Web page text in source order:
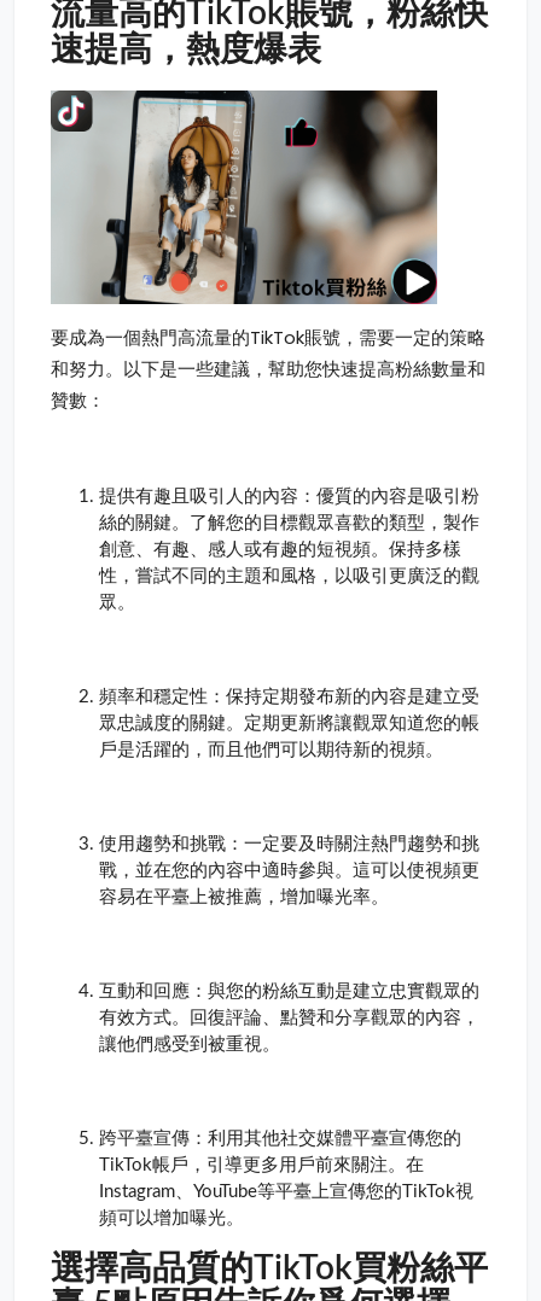
流量高的TikTok賬號，粉絲快
速提高，熱度爆表
要成為一個熱門高流量的TikTok賬號，需要一定的策略
和努力。以下是一些建議，幫助您快速提高粉絲數量和
贊數：
提供有趣且吸引人的內容：優質的內容是吸引粉
絲的關鍵。了解您的目標觀眾喜歡的類型，製作
創意、有趣、感人或有趣的短視頻。保持多樣
性，嘗試不同的主題和風格，以吸引更廣泛的觀
眾。
頻率和穩定性：保持定期發布新的內容是建立受
眾忠誠度的關鍵。定期更新將讓觀眾知道您的帳
戶是活躍的，而且他們可以期待新的視頻。
使用趨勢和挑戰：一定要及時關注熱門趨勢和挑
戰，並在您的內容中適時參與。這可以使視頻更
容易在平臺上被推薦，增加曝光率。
互動和回應：與您的粉絲互動是建立忠實觀眾的
有效方式。回復評論、點贊和分享觀眾的內容，
讓他們感受到被重視。
跨平臺宣傳：利用其他社交媒體平臺宣傳您的
TikTok帳戶，引導更多用戶前來關注。在
Instagram、YouTube等平臺上宣傳您的TikTok視
頻可以增加曝光。
選擇高品質的TikTok買粉絲平